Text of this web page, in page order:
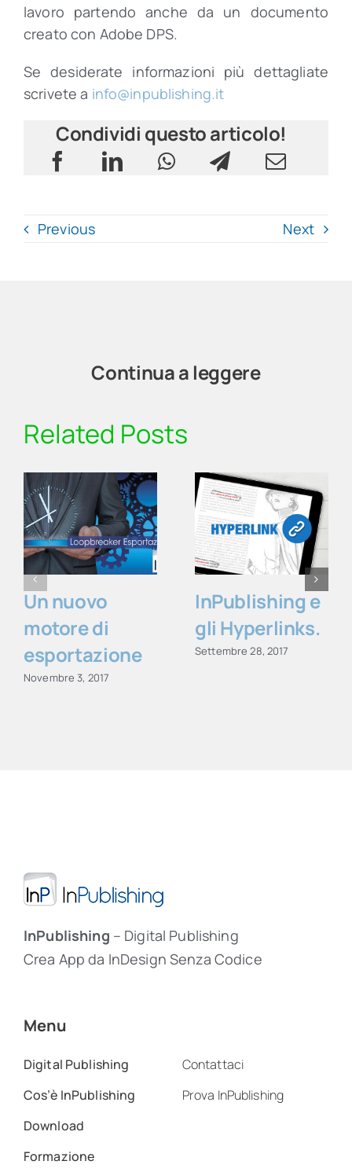
lavoro partendo anche da un documento
creato con Adobe DPS.
Se desiderate informazioni più dettagliate
scrivete a info@inpublishing.it
Condividi questo articolo!
Previous Next
Continua a leggere
Related Posts
Un nuovo
motore di
esportazione
Novembre 3, 2017
InPublishing e
gli Hyperlinks.
Settembre 28, 2017
InPublishing – Digital Publishing
Crea App da InDesign Senza Codice
Menu
Digital Publishing
Cos’è InPublishing
Download
Formazione
Contattaci
Prova InPublishing